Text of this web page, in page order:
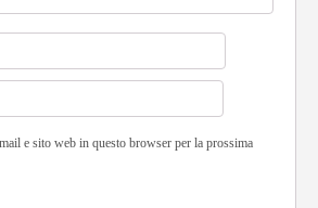
e sito web in questo browser per la prossima